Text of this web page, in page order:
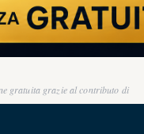
gratuita grazie al contributo di